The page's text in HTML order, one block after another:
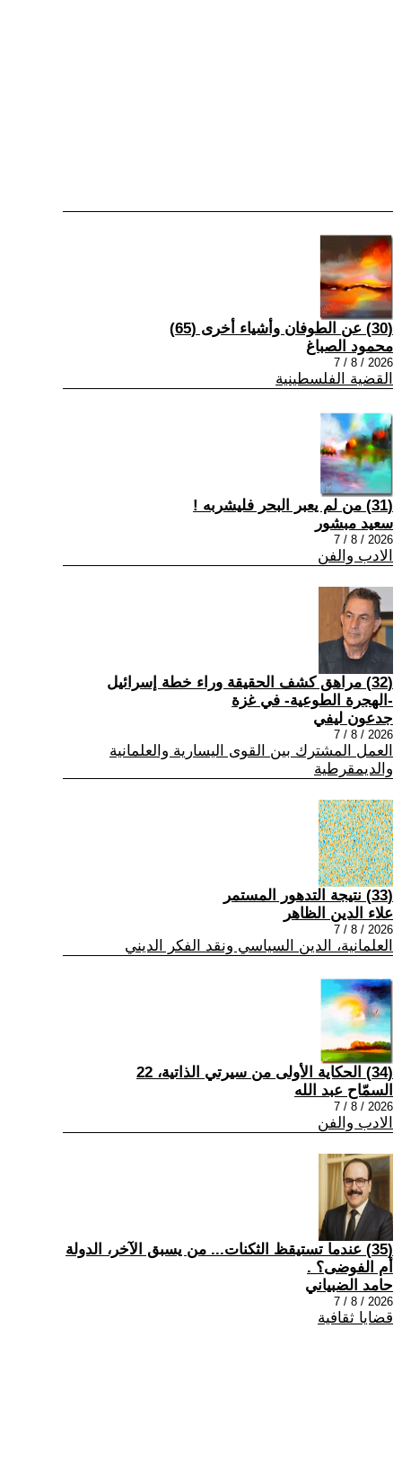
(30) عن الطوفان وأشياء أخرى (65)
محمود الصباغ
2026 / 8 / 7
القضية الفلسطينية
(31) من لم يعبر البحر فليشربه !
سعيد مبشور
2026 / 8 / 7
الادب والفن
(32) مراهق كشف الحقيقة وراء خطة إسرائيل
-الهجرة الطوعية- في غزة
جدعون ليفي
2026 / 8 / 7
العمل المشترك بين القوى اليسارية والعلمانية
والديمقرطية
(33) نتيجة التدهور المستمر
علاء الدين الظاهر
2026 / 8 / 7
العلمانية، الدين السياسي ونقد الفكر الديني
(34) الحكاية الأولى من سيرتي الذاتية، 22
السمّاح عبد الله
2026 / 8 / 7
الادب والفن
(35) عندما تستيقظ الثكنات... من يسبق الآخر، الدولة
أم الفوضى؟ .
حامد الضبياني
2026 / 8 / 7
قضايا ثقافية